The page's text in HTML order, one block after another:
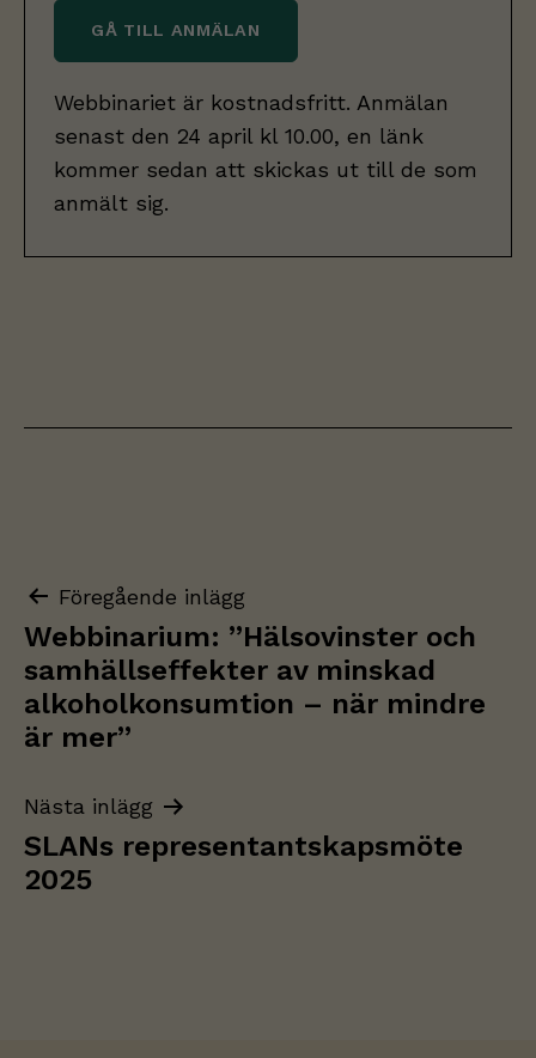
GÅ TILL ANMÄLAN
Webbinariet är kostnadsfritt. Anmälan
senast den 24 april kl 10.00, en länk
kommer sedan att skickas ut till de som
anmält sig.
Inläggsnavigering
Föregående inlägg
Webbinarium: ”Hälsovinster och
samhällseffekter av minskad
alkoholkonsumtion – när mindre
är mer”
Nästa inlägg
SLANs representantskapsmöte
2025